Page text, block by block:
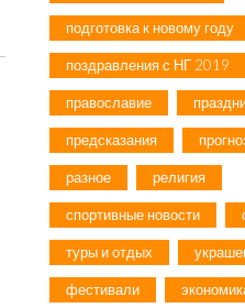
подготовка к новому году
поздравления с НГ 2019
православие
предсказания
разное религия
спортивные новости
туры и отдых
фестивали